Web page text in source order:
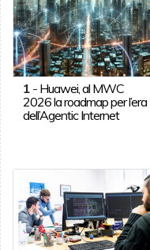
1- Huawei, al MWC
2026 la roadmap per l’era
dell’Agentic Internet